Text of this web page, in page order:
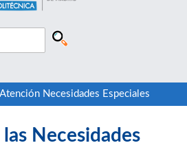
Atención Necesidades Especiales
Necesidades